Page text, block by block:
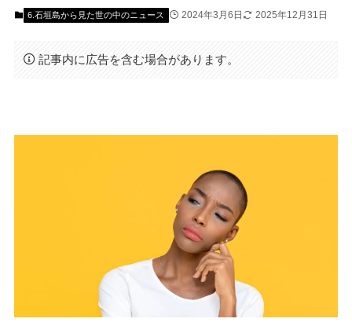
6.石垣島から見た世の中のニュース 2024年3月6日 2025年12月31日
記事内に広告を含む場合があります。